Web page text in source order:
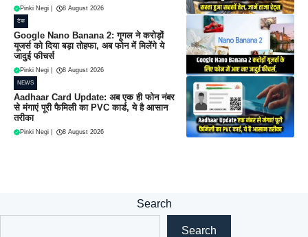
Pinki Negi 8 August 2026
टेक
Google Nano Banana 2: गूगल ने करोड़ों
यूजर्स को दिया बड़ा तोहफा, अब फोन में मिलेंगे ये
जादुई फीचर्स
Pinki Negi 8 August 2026
NEWS
Aadhaar Card Update: अब एक ही फोन नंबर
से मंगाएं पूरी फैमिली का PVC कार्ड, ये है आसान
तरीका
Pinki Negi 8 August 2026
Search
Search